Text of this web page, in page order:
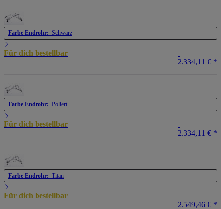
Farbe Endrohr: Schwarz
Für dich bestellbar
2.334,11 € *
Farbe Endrohr: Poliert
Für dich bestellbar
2.334,11 € *
Farbe Endrohr: Titan
Für dich bestellbar
2.549,46 € *